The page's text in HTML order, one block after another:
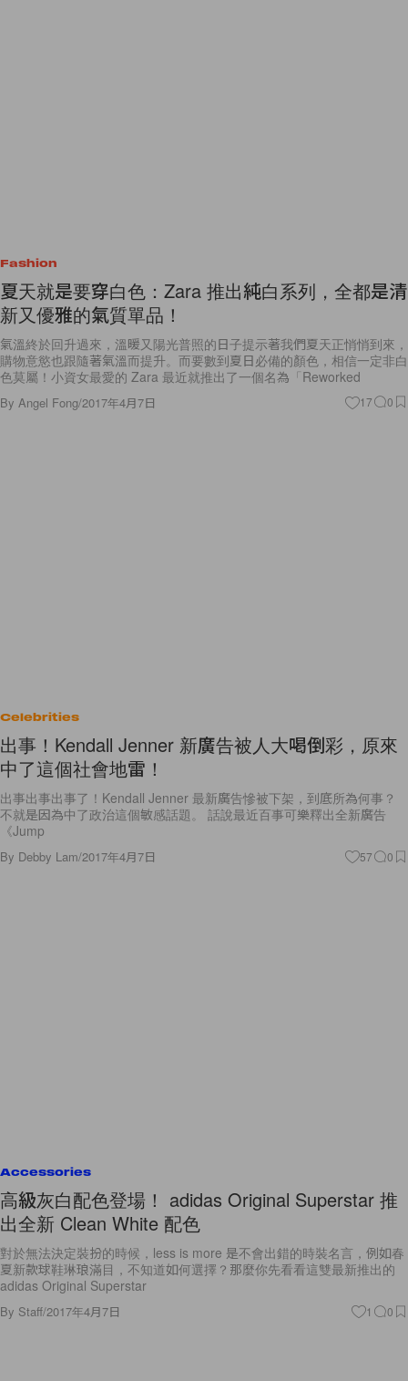
Fashion
夏天就是要穿白色：Zara 推出純白系列，全都是清
新又優雅的氣質單品！
氣溫終於回升過來，溫暖又陽光普照的日子提示著我們夏天正悄悄到來，
購物意慾也跟隨著氣溫而提升。而要數到夏日必備的顏色，相信一定非白
色莫屬！小資女最愛的 Zara 最近就推出了一個名為「Reworked
By Angel Fong/2017年4月7日 17 0
Celebrities
出事！Kendall Jenner 新廣告被人大喝倒彩，原來
中了這個社會地雷！
出事出事出事了！Kendall Jenner 最新廣告慘被下架，到底所為何事？
不就是因為中了政治這個敏感話題。 話說最近百事可樂釋出全新廣告
《Jump
By Debby Lam/2017年4月7日 57 0
Accessories
高級灰白配色登場！ adidas Original Superstar 推
出全新 Clean White 配色
對於無法決定裝扮的時候，less is more 是不會出錯的時裝名言，例如春
夏新款球鞋琳琅滿目，不知道如何選擇？那麼你先看看這雙最新推出的
adidas Original Superstar
By Staff/2017年4月7日 1 0